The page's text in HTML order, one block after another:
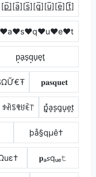
[p̲̅]̼[a̲̅][s̲̅][q̲̅][u̲̅][e̲̅][t̲̅]
p̟a̟s̟q̟u̟e̟t̟
𝐩𝐚𝐬𝐪𝐮𝐞𝐭
ꉣꋫꌚꁸꐇꍟ꓅ p͎͓̽a͎s͎q͎u͎e͎t͎
þå§qµê†
𝐩ₐ𝘴qᵤₑ𝚝